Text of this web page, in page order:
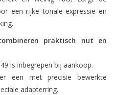
een rijke tonale expressie en
praktisch nut en
is inbegrepen bij aankoop.
een met precisie bewerkte
adapterring.